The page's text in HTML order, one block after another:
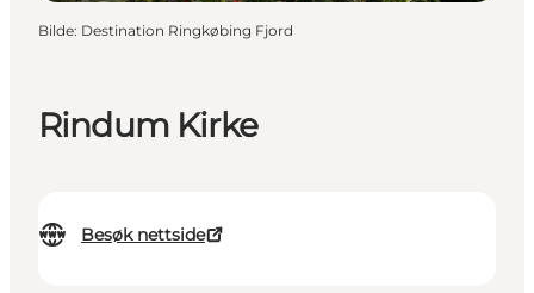
Rindum Kirke
Besøk nettside
Bilde: Destination Ringkøbing Fjord